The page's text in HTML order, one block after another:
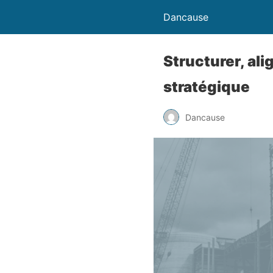
Dancause
Structurer,
stratégique
Dancause